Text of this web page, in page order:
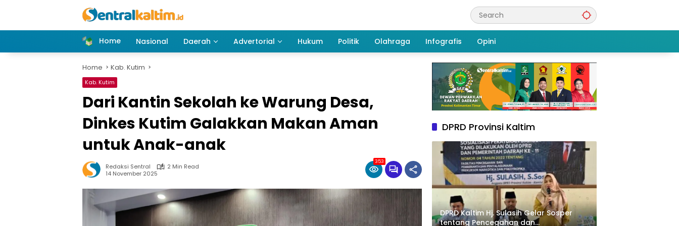
Home
Nasional Daerah Advertorial Hukum Politik Olahraga Infografis Opini
Home Kab. Kutim
Kab. Kutim
Dari Kantin Sekolah ke Warung Desa,
Dinkes Kutim Galakkan Makan Aman
untuk Anak-anak
Redaksi Sentral
2 Min Read
14 November 2025
353
DPRD Provinsi Kaltim
DPRD Kaltim Hj. Sulasih Gelar Sosper
tentang Pencegahan dan